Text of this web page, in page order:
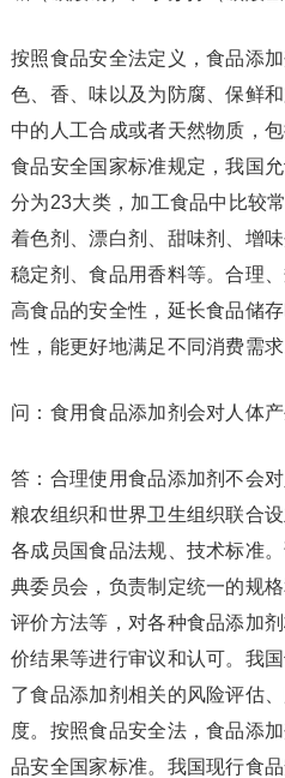
按照食品安全法定义，食品添
色、香、味以及为防腐、保鲜
中的人工合成或者天然物质，
食品安全国家标准规定，我国
分为23大类，加工食品中比较
着色剂、漂白剂、甜味剂、增
稳定剂、食品用香料等。合理
高食品的安全性，延长食品储
性，能更好地满足不同消费需求
问：食用食品添加剂会对人体
答：合理使用食品添加剂不会
粮农组织和世界卫生组织联合
各成员国食品法规、技术标准
典委员会，负责制定统一的规
评价方法等，对各种食品添加
价结果等进行审议和认可。我
了食品添加剂相关的风险评估
度。按照食品安全法，食品添
品安全国家标准。我国现行食